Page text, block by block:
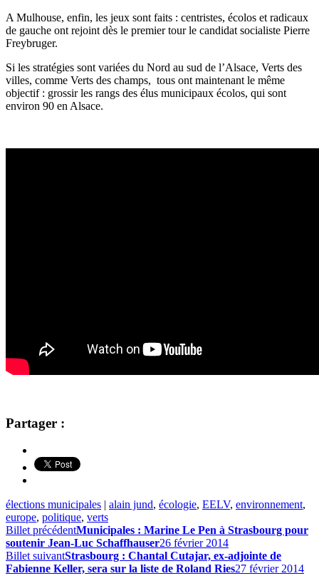
A Mulhouse, enfin, les jeux sont faits : centristes, écolos et radicaux
de gauche ont rejoint dès le premier tour le candidat socialiste Pierre
Freybruger.
Si les stratégies sont variées du Nord au sud de l’Alsace, Verts des
villes, comme Verts des champs, tous ont maintenant le même
objectif : grossir les rangs des élus municipaux écolos, qui sont
environ 90 en Alsace.
Partager :
élections municipales | alain jund, écologie, EELV, environnement,
europe, politique, verts
Billet précédentMunicipales : Marine Le Pen à Strasbourg pour
soutenir Jean-Luc Schaffhauser26 février 2014
Billet suivantStrasbourg : Chantal Cutajar, ex-adjointe de
Fabienne Keller, sera sur la liste de Roland Ries27 février 2014